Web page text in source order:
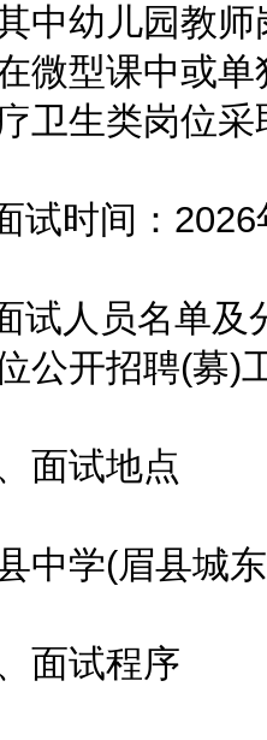
中幼儿园教
微型课中或
卫生类岗位
时间：2026
人员名单及
公开招聘(募)
试地点
学(眉县城东
试程序